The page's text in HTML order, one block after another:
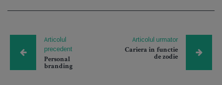
Articolul
precedent
Personal
branding
Articolul urmator
Cariera in functie
de zodie